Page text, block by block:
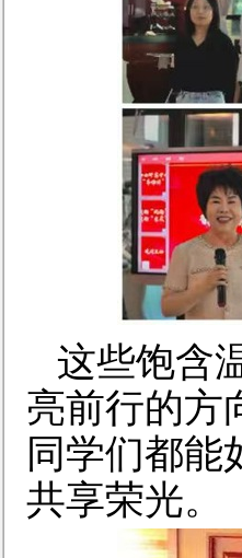
这些饱含
亮前行的方
同学们都
共享荣光。